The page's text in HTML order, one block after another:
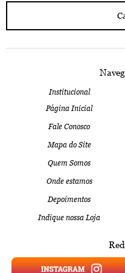
Institucional
Página Inicial
Fale Conosco
Mapa do Site
Quem Somos
Onde estamos
Depoimentos
Indique nossa Loja